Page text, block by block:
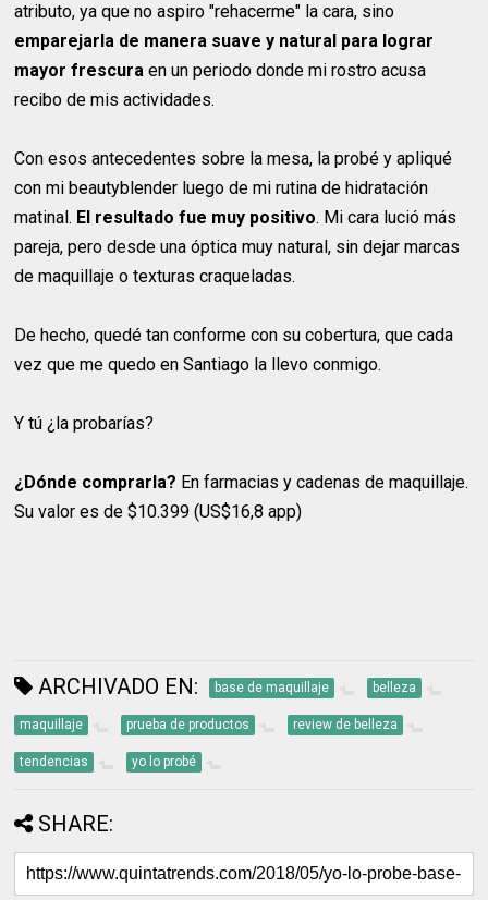
atributo, ya que no aspiro "rehacerme" la cara, sino
emparejarla de manera suave y natural para lograr
mayor frescura en un periodo donde mi rostro acusa
recibo de mis actividades.
Con esos antecedentes sobre la mesa, la probé y apliqué
con mi beautyblender luego de mi rutina de hidratación
matinal. El resultado fue muy positivo. Mi cara lució más
pareja, pero desde una óptica muy natural, sin dejar marcas
de maquillaje o texturas craqueladas.
De hecho, quedé tan conforme con su cobertura, que cada
vez que me quedo en Santiago la llevo conmigo.
Y tú ¿la probarías?
¿Dónde comprarla? En farmacias y cadenas de maquillaje.
Su valor es de $10.399 (US$16,8 app)
ARCHIVADO EN: base de maquillaje belleza
maquillaje prueba de productos review de belleza
tendencias yo lo probé
SHARE: